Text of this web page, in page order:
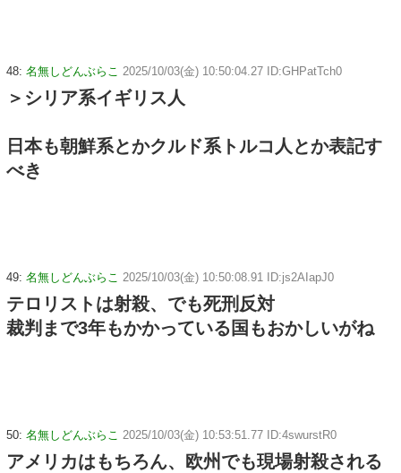
48: 名無しどんぶらこ 2025/10/03(金) 10:50:04.27 ID:GHPatTch0
＞シリア系イギリス人
日本も朝鮮系とかクルド系トルコ人とか表記す
べき
49: 名無しどんぶらこ 2025/10/03(金) 10:50:08.91 ID:js2AIapJ0
テロリストは射殺、でも死刑反対
裁判まで3年もかかっている国もおかしいがね
50: 名無しどんぶらこ 2025/10/03(金) 10:53:51.77 ID:4swurstR0
アメリカはもちろん、欧州でも現場射殺される